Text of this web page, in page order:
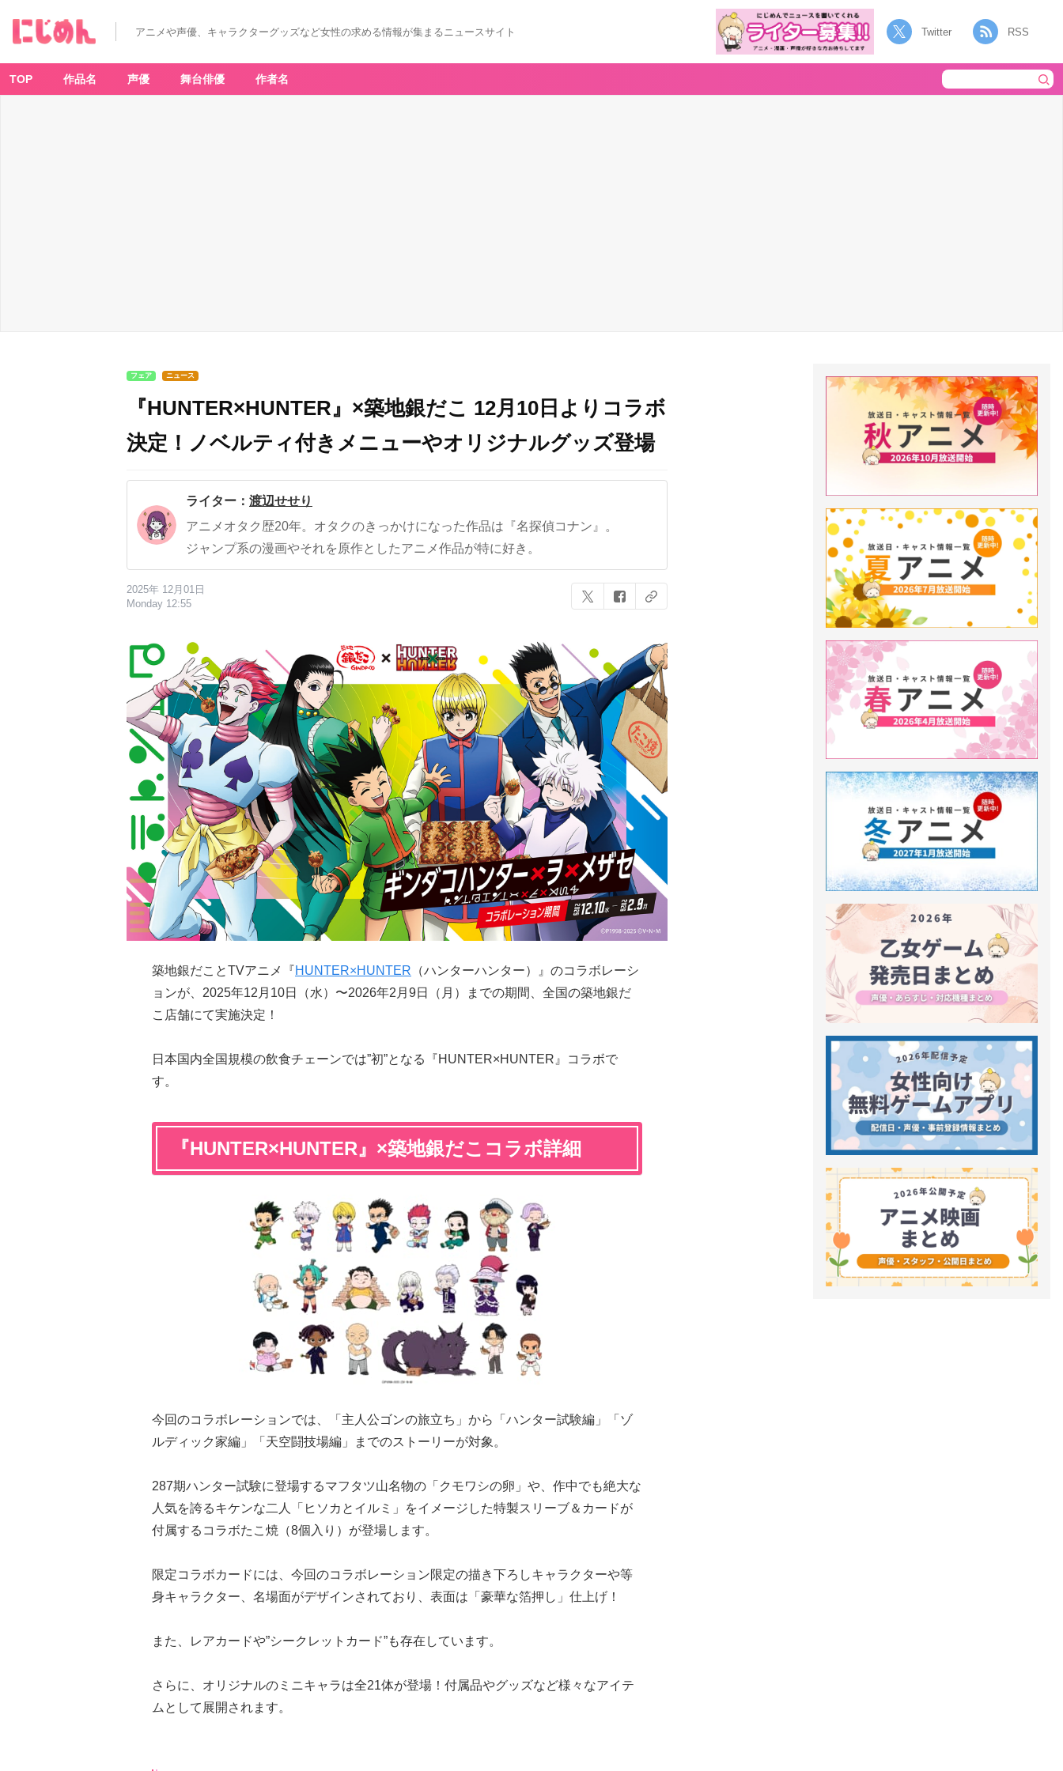
アニメや声優、キャラクターグッズなど女性の求める情報が集まるニュースサイト Twitter RSS
TOP 作品名 声優 舞台俳優 作者名
フェア ニュース
『HUNTER×HUNTER』×築地銀だこ 12月10日よりコラボ
決定！ノベルティ付きメニューやオリジナルグッズ登場
ライター： 渡辺せせり
アニメオタク歴20年。オタクのきっかけになった作品は『名探偵コナン』。
ジャンプ系の漫画やそれを原作としたアニメ作品が特に好き。
2025年 12月01日
Monday 12:55
築地銀だことTVアニメ『HUNTER×HUNTER （ハンターハンター）』のコラボレーシ
ョンが、2025年12月10日（水）〜2026年2月9日（月）までの期間、全国の築地銀だ
こ店舗にて実施決定！
日本国内全国規模の飲食チェーンでは”初”となる『HUNTER×HUNTER』コラボで
す。
『HUNTER×HUNTER』×築地銀だこコラボ詳細
今回のコラボレーションでは、「主人公ゴンの旅立ち」から「ハンター試験編」「ゾ
ルディック家編」「天空闘技場編」までのストーリーが対象。
287期ハンター試験に登場するマフタツ山名物の「クモワシの卵」や、作中でも絶大な
人気を誇るキケンな二人「ヒソカとイルミ」をイメージした特製スリーブ＆カードが
付属するコラボたこ焼（8個入り）が登場します。
限定コラボカードには、今回のコラボレーション限定の描き下ろしキャラクターや等
身キャラクター、名場面がデザインされており、表面は「豪華な箔押し」仕上げ！
また、レアカードや”シークレットカード”も存在しています。
さらに、オリジナルのミニキャラは全21体が登場！付属品やグッズなど様々なアイテ
ムとして展開されます。